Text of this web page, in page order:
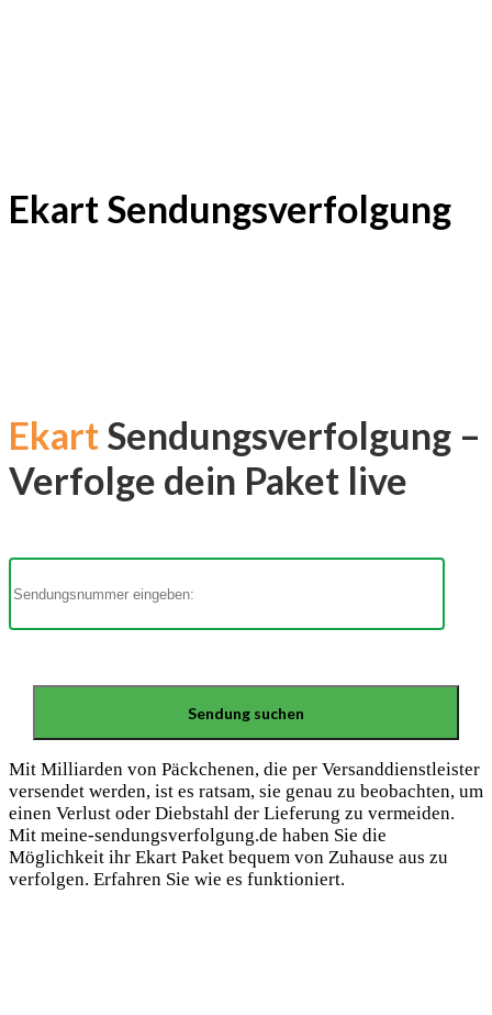
Ekart Sendungsverfolgung
EkartSendungsverfolgung –
Verfolge dein Paket live
Mit Milliarden von Päckchenen, die per Versanddienstleister
versendet werden, ist es ratsam, sie genau zu beobachten, um
einen Verlust oder Diebstahl der Lieferung zu vermeiden.
Mit meine-sendungsverfolgung.de haben Sie die
Möglichkeit ihr Ekart Paket bequem von Zuhause aus zu
verfolgen. Erfahren Sie wie es funktioniert.